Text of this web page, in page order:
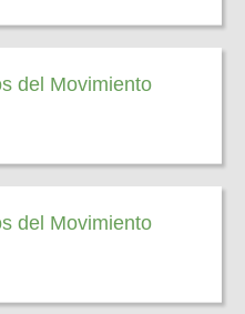
del Movimiento
del Movimiento